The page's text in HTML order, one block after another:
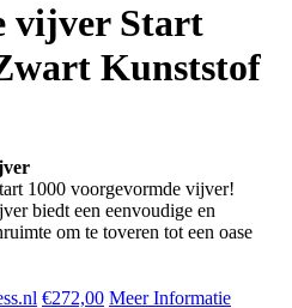
vijver Start
Kunststof
1000 voorgevormde vijver!
biedt een eenvoudige en
om te toveren tot een oase
€272,00 Meer Informatie